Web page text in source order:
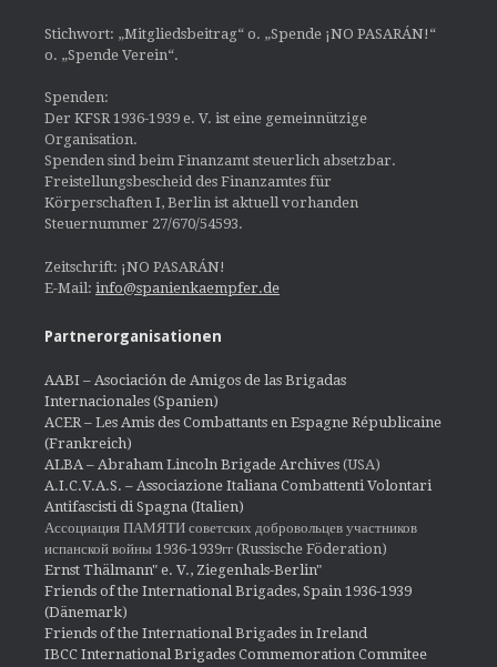
Stichwort: „Mitgliedsbeitrag“ o. „Spende ¡NO PASARÁN!“
o. „Spende Verein“.
Spenden:
Der KFSR 1936-1939 e. V. ist eine gemeinnützige
Organisation.
Spenden sind beim Finanzamt steuerlich absetzbar.
Freistellungsbescheid des Finanzamtes für
Körperschaften I, Berlin ist aktuell vorhanden
Steuernummer 27/670/54593.
Zeitschrift: ¡NO PASARÁN!
E-Mail: info@spanienkaempfer.de
Partnerorganisationen
AABI – Asociación de Amigos de las Brigadas
Internacionales (Spanien)
ACER – Les Amis des Combattants en Espagne Républicaine
(Frankreich)
ALBA – Abraham Lincoln Brigade Archives (USA)
A.I.C.V.A.S. – Associazione Italiana Combattenti Volontari
Antifascisti di Spagna (Italien)
Ассоциация ПАМЯТИ советских добровольцев участников
испанской войны 1936-1939гг (Russische Föderation)
Ernst Thälmann" e. V., Ziegenhals-Berlin"
Friends of the International Brigades, Spain 1936-1939
(Dänemark)
Friends of the International Brigades in Ireland
IBCC International Brigades Commemoration Commitee